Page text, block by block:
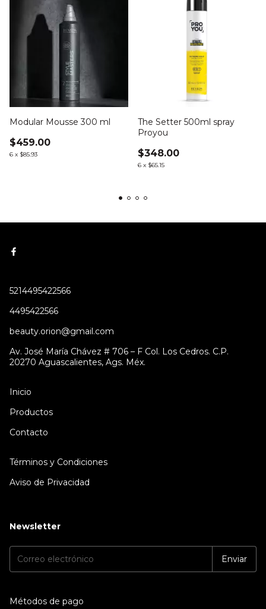
Modular Mousse 300 ml
$459.00
6 x $85.93
The Setter 500ml spray
Proyou
$348.00
6 x $65.15
5214495422566
4495422566
beauty.orion@gmail.com
Av. José María Chávez # 706 – F Col. Los Cedros. C.P.
20270 Aguascalientes, Ags. Méx.
Inicio
Productos
Contacto
Términos y Condiciones
Aviso de Privacidad
Newsletter
Métodos de pago